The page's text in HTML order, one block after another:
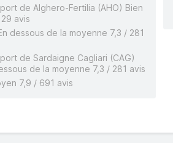
de Alghero-Fertilia (AHO) Bien
avis
dessous de la moyenne 7,3 / 281
de Sardaigne Cagliari (CAG)
de la moyenne 7,3 / 281 avis
7,9 / 691 avis